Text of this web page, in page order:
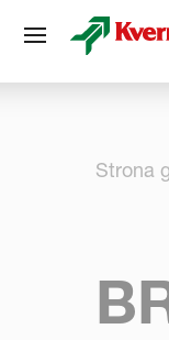
Strona
Panel